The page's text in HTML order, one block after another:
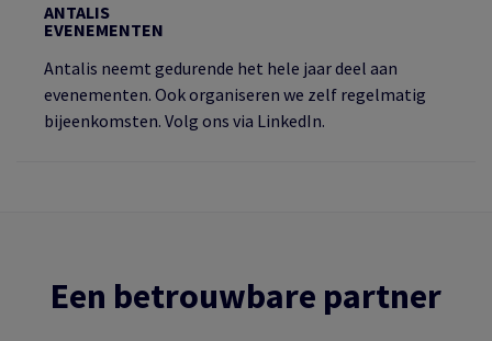
ANTALIS
EVENEMENTEN
Antalis neemt gedurende het hele jaar deel aan
evenementen. Ook organiseren we zelf regelmatig
bijeenkomsten. Volg ons via LinkedIn.
Een betrouwbare partner